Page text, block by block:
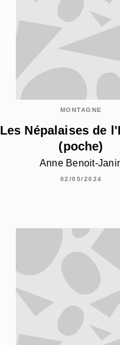
MONTAGNE
Les Népalaises de
(poche)
Anne Benoit-
02/05/2024